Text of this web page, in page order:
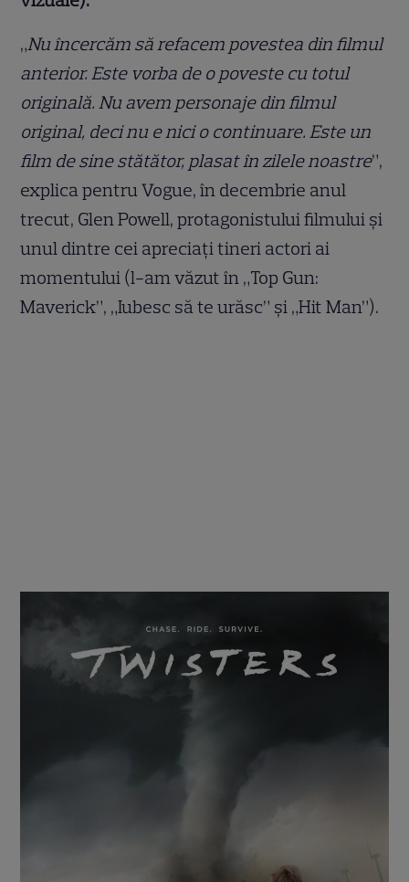
„Nu încercăm să refacem povestea din filmul
anterior. Este vorba de o poveste cu totul
originală. Nu avem personaje din filmul
original, deci nu e nici o continuare. Este un
film de sine stătător, plasat în zilele noastre”,
explica pentru Vogue, în decembrie anul
trecut, Glen Powell, protagonistului filmului și
unul dintre cei apreciați tineri actori ai
momentului (l-am văzut în „Top Gun:
Maverick”, „Iubesc să te urăsc” și „Hit Man”).